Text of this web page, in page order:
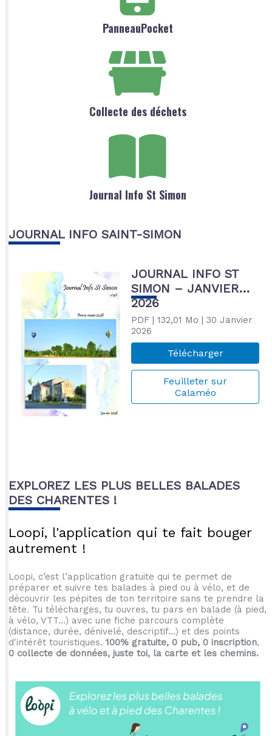
PanneauPocket
Collecte des déchets
Journal Info St Simon
JOURNAL INFO SAINT-SIMON
JOURNAL INFO ST
SIMON – JANVIER
2026
PDF| 132,01 Mo | 30 Janvier
2026
Télécharger
Feuilleter sur
Calaméo
EXPLOREZ LES PLUS BELLES BALADES
DES CHARENTES !
Loopi, l'application qui te fait bouger
autrement !
Loopi, c’est l’application gratuite qui te permet de
préparer et suivre tes balades à pied ou à vélo, et de
découvrir les pépites de ton territoire sans te prendre la
tête. Tu télécharges, tu ouvres, tu pars en balade (à pied,
à vélo, VTT...) avec une fiche parcours complète
(distance, durée, dénivelé, descriptif...) et des points
d'intérêt touristiques. 100% gratuite, 0 pub, 0 inscription,
0 collecte de données, juste toi, la carte et les chemins.